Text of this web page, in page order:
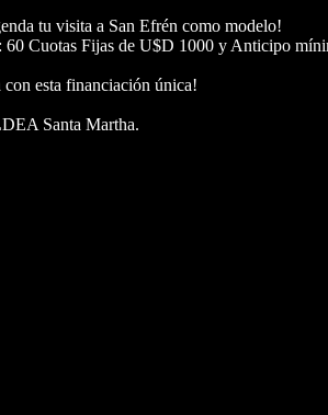
tu visita a San Efrén como modelo!
Cuotas Fijas de U$D 1000 y Anticipo
esta financiación única!
Santa Martha.